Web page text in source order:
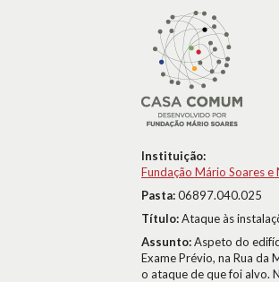
Instituição:
Fundação Mário Soares e
Pasta:06897.040.025
Título:Ataque às
Assunto:Aspeto do
Exame Prévio, na Rua da
o ataque de que foi alvo.